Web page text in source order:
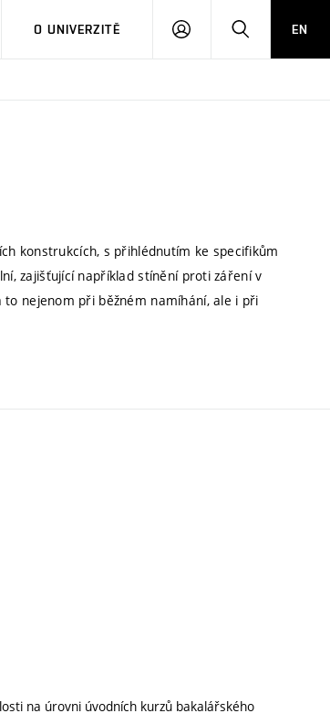
O UNIVERZITĚ
PŘIHLÁSIT HLEDATEN
konstrukcích, s přihlédnutím ke specifikům
zajišťující například stínění proti záření v
nejenom při běžném namíhání, ale i při
na úrovni úvodních kurzů bakalářského